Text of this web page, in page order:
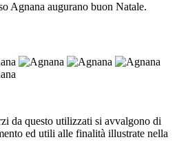
Agnana augurano buon Natale.
da questo utilizzati si avvalgono di
ed utili alle finalità illustrate nella